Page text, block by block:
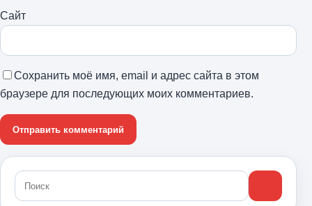
Сайт
Сохранить моё имя, email и адрес сайта в этом
браузере для последующих моих комментариев.